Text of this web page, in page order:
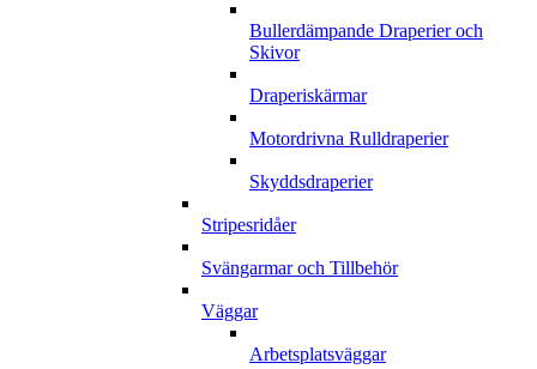
Bullerdämpande Draperier och
Skivor
Draperiskärmar
Motordrivna Rulldraperier
Skyddsdraperier
Stripesridåer
Svängarmar och Tillbehör
Väggar
Arbetsplatsväggar